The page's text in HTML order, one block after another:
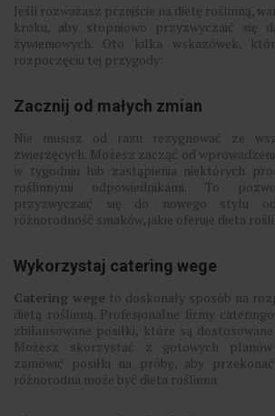
Jeśli rozważasz przejście na dietę roślinną,
kroku, aby stopniowo przyzwyczaić się
żywieniowych. Oto kilka wskazówek,
rozpoczęciu tej przygody:
Zacznij od małych zmian
Nie musisz od razu rezygnować ze
zwierzęcych. Możesz zacząć od
w tygodniu lub zastąpienia niektórych
roślinnymi odpowiednikami. To
przyzwyczaić się do nowego stylu
różnorodność smaków, jakie oferuje dieta
Wykorzystaj catering wege
Catering wege to doskonały sposób na
dietą roślinną. Profesjonalne firmy
zbilansowane posiłki, które są
Możesz skorzystać z gotowych
zamówić posiłki na próbę, aby
różnorodna może być dieta roślinna.